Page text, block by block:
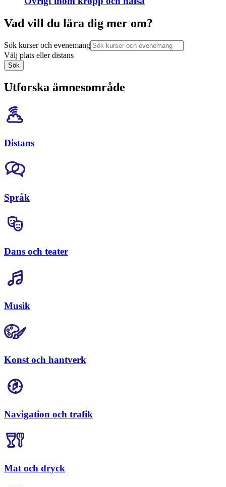
Vad vill du lära dig mer om?
Sök kurser och evenemang
Välj plats eller distans
Sök
Utforska ämnesområde
Distans
Språk
Dans och teater
Musik
Konst och hantverk
Navigation och trafik
Mat och dryck